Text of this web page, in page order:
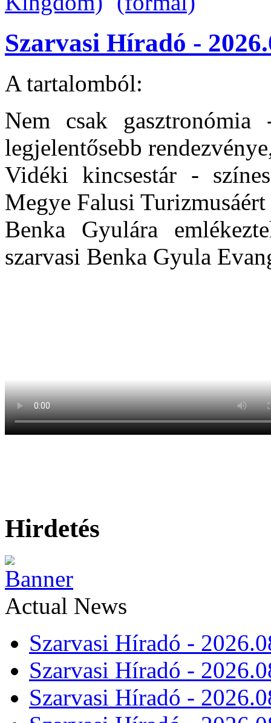
Szarvasi Híradó -
A tartalomból:
Nem csak
legjelentősebb
Vidéki kincsestár -
Megye Falusi
Benka Gyulára
szarvasi Benka Gyula
Hirdetés
Actual News
Szarvasi Híradó -
Szarvasi Híradó -
Szarvasi Híradó -